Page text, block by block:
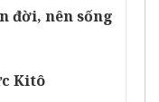
đời, nên sống
Kitô